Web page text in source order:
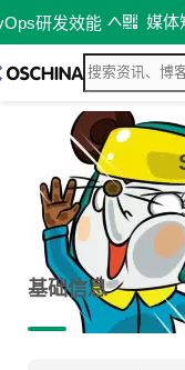
研发效能 媒体
基础信息